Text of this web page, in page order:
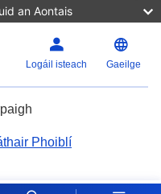
an Aontais
Logáil isteach Gaeilge
Phoiblí